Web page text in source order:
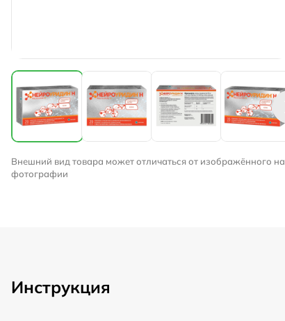
Внешний вид товара может отличаться от изображённого на
фотографии
Инструкция